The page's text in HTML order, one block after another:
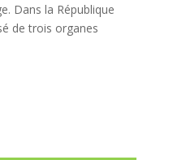
Dans la République
de trois organes